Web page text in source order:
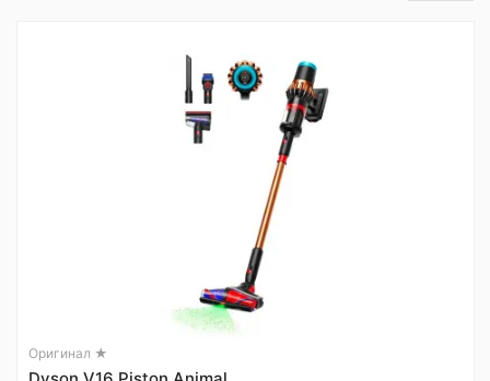
Оригинал ★